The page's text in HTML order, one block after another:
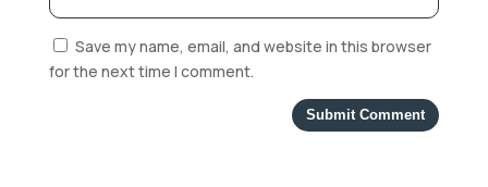
Save my name, email, and website in this browser
for the next time I comment.
Submit Comment